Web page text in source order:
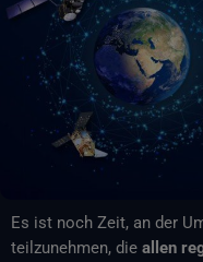
Es ist noch Zeit, an der
teilzunehmen, die allen